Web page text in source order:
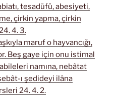
tesadüfü, abesiyeti,
çirkin yapma, çirkin
4. 3.
maruf o hayvancığı,
Beş gaye için onu istimal
namına, nebâtat
ı şedideyi ilâna
24. 4. 2.